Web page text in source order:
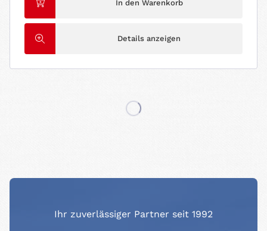
In den Warenkorb
Details anzeigen
Ihr zuverlässiger Partner seit 1992